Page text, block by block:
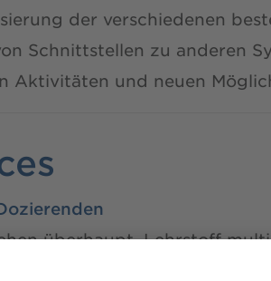
der verschiedenen
Schnittstellen zu anderen
Aktivitäten und neuen
überhaupt, Lehrstoff
Wie kann man welche Lehr-/